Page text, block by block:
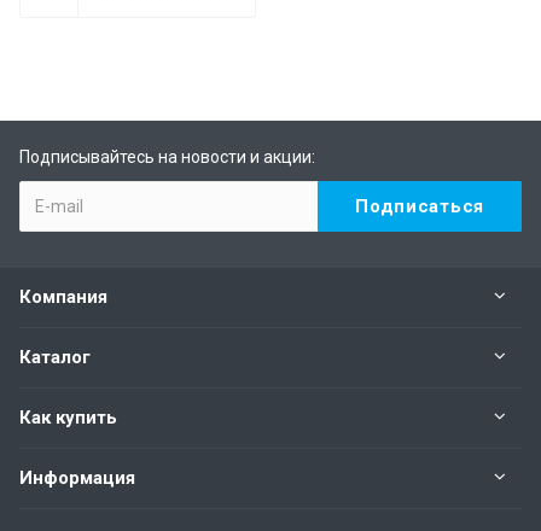
Подписывайтесь на новости и акции:
Компания
Каталог
Как купить
Информация